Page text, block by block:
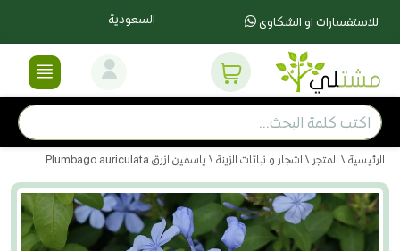
للاستفسارات او الشكاوى السعودية
الرئيسية \ المتجر \ اشجار و نباتات الزينة \ ياسمين ازرق Plumbago auriculata